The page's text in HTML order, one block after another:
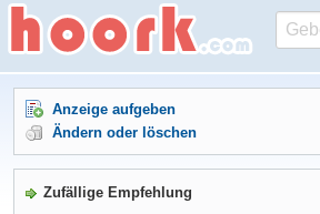
Anzeige aufgeben
Ändern oder löschen
Zufällige Empfehlung